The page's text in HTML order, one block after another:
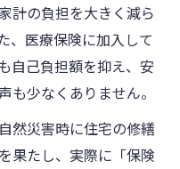
計の負担を大きく減ら
、医療保険に加入して
自己負担額を抑え、安
も少なくありません。
然災害時に住宅の修繕
果たし、実際に「保険